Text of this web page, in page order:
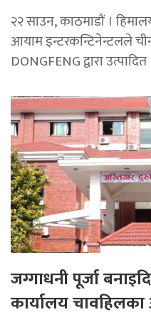
२२ साउन, काठमाडाैं ।
आयाम इन्टरकन्टिनेन्टलले
DONGFENG द्वारा उत्पादित
जग्गाधनी पूर्जा
कार्यालय चावहिलका